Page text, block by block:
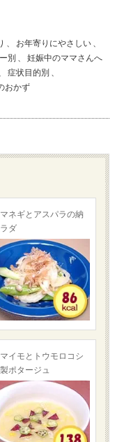
、 お年寄りにやさしい 、
別 、
妊娠中のママさんへ
症状目的別 、
おかず
ネギとアスパラの納
ダ
イモとトウモロコシ
ポタージュ